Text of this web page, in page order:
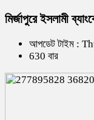
মির্জাপুরে ইসলামী
আপডেট টাইম :
630 বার